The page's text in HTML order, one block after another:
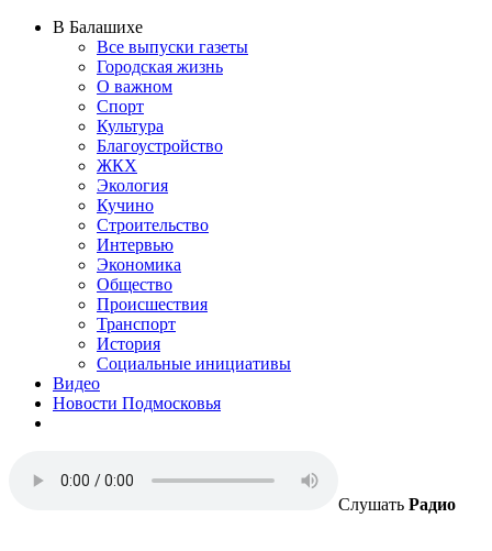
В Балашихе
Все выпуски газеты
Городская жизнь
О важном
Спорт
Культура
Благоустройство
ЖКХ
Экология
Кучино
Строительство
Интервью
Экономика
Общество
Происшествия
Транспорт
История
Социальные инициативы
Видео
Новости Подмосковья
Слушать Радио